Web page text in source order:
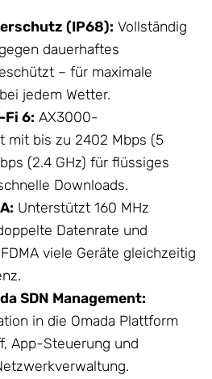
(IP68): Vollständig
dauerhaftes
– für maximale
jedem Wetter.
Fi 6: AX3000-
mit bis zu 2402 Mbps (5
(2.4 GHz) für flüssiges
Downloads.
Unterstützt 160 MHz
Datenrate und
viele Geräte gleichzeitig
SDN Management:
in die Omada Plattform
App-Steuerung und